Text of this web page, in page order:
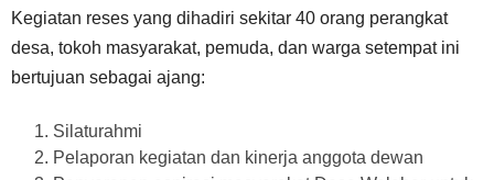
Kegiatan reses yang dihadiri sekitar 40 orang perangkat
desa, tokoh masyarakat, pemuda, dan warga setempat ini
bertujuan sebagai ajang:
Silaturahmi
Pelaporan kegiatan dan kinerja anggota dewan